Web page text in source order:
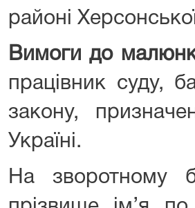
районі
Вимоги до
працівник суду,
закону,
Україні.
На зворотному